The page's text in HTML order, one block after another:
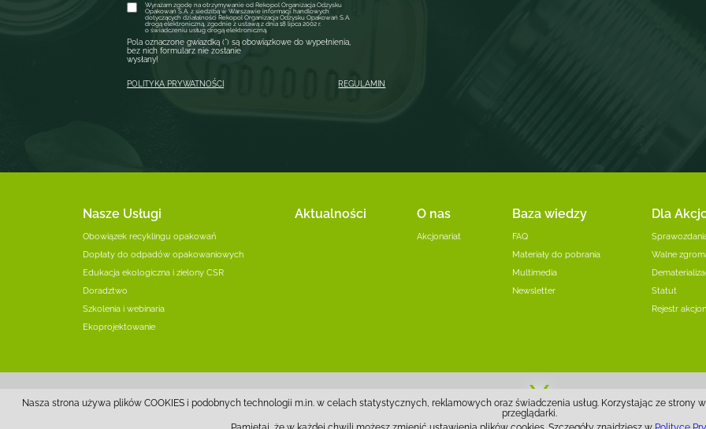
»
Wyrażam zgodę na otrzymywanie od Rekopol Organizacja Odzysku
Opakowań S.A. z siedzibą w Warszawie informacji handlowych
dotyczących działalności Rekopol Organizacja Odzysku Opakowań S.A.
drogą elektroniczną, zgodnie z ustawą z dnia 18 lipca 2002 r.
o świadczeniu usług drogą elektroniczną.
Pola oznaczone gwiazdką (*) są obowiązkowe do wypełnienia,
bez nich formularz nie zostanie
wysłany!
POLITYKA PRYWATNOŚCI REGULAMIN
Nasze Usługi
Obowiązek recyklingu opakowań
Dopłaty do odpadów opakowaniowych
Edukacja ekologiczna i zielony CSR
Doradztwo
Szkolenia i webinaria
Ekoprojektowanie
Aktualności O nas
Akcjonariat
Baza wiedzy
FAQ
Materiały do pobrania
Multimedia
Newsletter
Dla
Walne
Statut
Rejestr
Nasza strona używa plików COOKIES i podobnych technologii m.in. w celach statystycznych, reklamowych oraz świadczenia usług. Korzystając ze
przeglądarki.